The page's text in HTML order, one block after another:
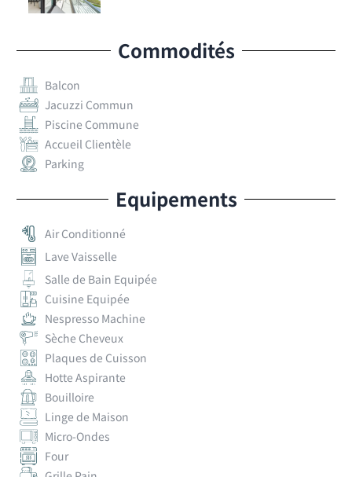
Commodités
Balcon
Jacuzzi Commun
Piscine Commune
Accueil Clientèle
Parking
Equipements
Air Conditionné
Lave Vaisselle
Salle de Bain Equipée
Cuisine Equipée
Nespresso Machine
Sèche Cheveux
Plaques de Cuisson
Hotte Aspirante
Bouilloire
Linge de Maison
Micro-Ondes
Four